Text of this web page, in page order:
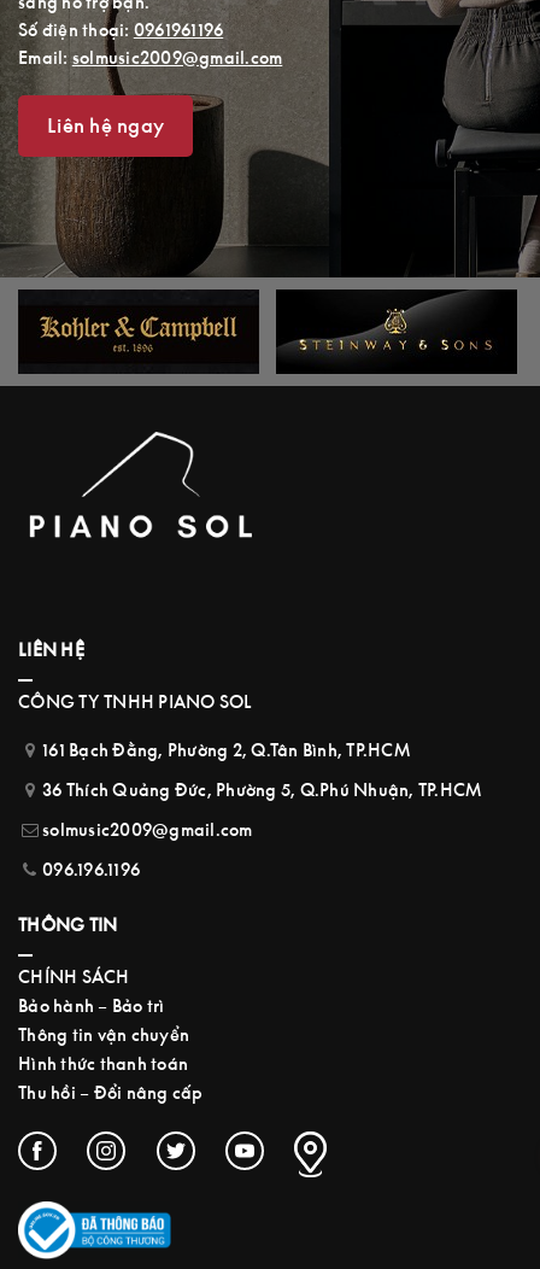
Số điện thoại: 0961961196
Email: solmusic2009@gmail.com
Liên hệ ngay
LIÊN HỆ
CÔNG TY TNHH PIANO SOL
161 Bạch Đằng, Phường 2, Q.Tân Bình, TP.HCM
36 Thích Quảng Đức, Phường 5, Q.Phú Nhuận, TP.HCM
solmusic2009@gmail.com
096.196.1196
THÔNG TIN
CHÍNH SÁCH
Bảo hành – Bảo trì
Thông tin vận chuyển
Hình thức thanh toán
Thu hồi – Đổi nâng cấp